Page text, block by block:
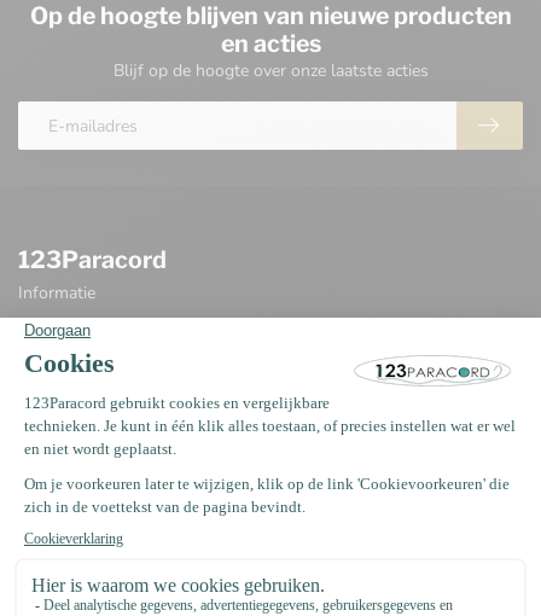
Op de hoogte blijven van nieuwe producten
en acties
Blijf op de hoogte over onze laatste acties
123Paracord
Informatie
Oosterwerf 4
1911 JB Uitgeest
Nederland
+31 (0)75 2040399
support@123paracord.nl
Categorieën